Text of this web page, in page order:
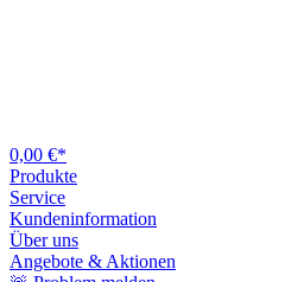
0,00 €*
Produkte
Service
Kundeninformation
Über uns
Angebote & Aktionen